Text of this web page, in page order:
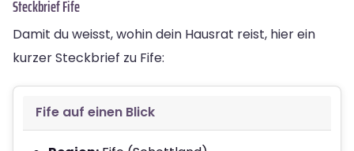
Steckbrief Fife
Damit du weisst, wohin dein Hausrat reist, hier ein
kurzer Steckbrief zu Fife:
Fife auf einen Blick